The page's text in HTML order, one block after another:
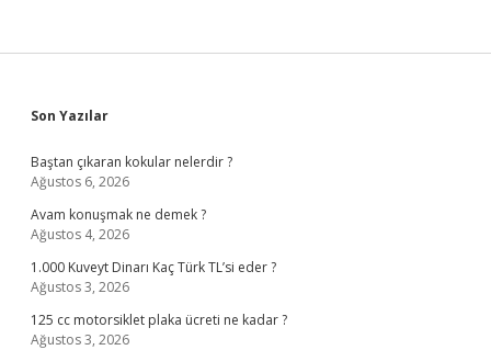
Sidebar
Son Yazılar
Baştan çıkaran kokular nelerdir ?
Ağustos 6, 2026
Avam konuşmak ne demek ?
Ağustos 4, 2026
1.000 Kuveyt Dinarı Kaç Türk TL’si eder ?
Ağustos 3, 2026
125 cc motorsiklet plaka ücreti ne kadar ?
Ağustos 3, 2026